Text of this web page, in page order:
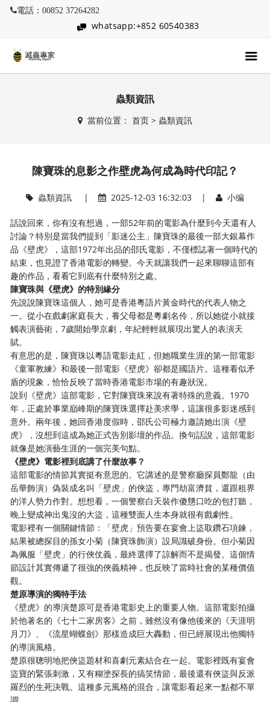
電話：00852 37264282
whatsapp:+852 60540383
蟲類資訊
當前位置： 首页> 蟲類資訊
陳寶珠的息影之作壁虎為何成為時代印記？
蟲類資訊| 2025-12-03 16:32:03 | 小编
話說回來，你有沒有想過，一部52年前的電影為什麼到今天還有人
討論？特別是當我們提到「影迷公主」陳寶珠的最後一部大銀幕作
品《壁虎》，這部1972年出品的邵氏電影，不僅標誌著一個時代的
結束，也見證了香港電影的轉變。今天就讓我們一起來聊聊這部有
趣的作品，看看它到底有什麼特別之處。
陳寶珠與《壁虎》的特別緣分
先說說陳寶珠這個人，她可是香港粵語片黃金時代的代表人物之
一。從小在戲劇家庭長大，養父母都是粵劇名伶，所以她從小就接
觸表演藝術，7歲開始學京劇，年紀輕輕就展現出驚人的表演天
賦。
有意思的是，陳寶珠以粵語電影走紅，但她職業生涯的第一部電影
《童軍教練》和最後一部電影《壁虎》卻都是國語片。這種看似矛
盾的現象，恰恰反映了當時香港電影市場的有趣狀況。
說到《壁虎》這部電影，它對陳寶珠來說有著特殊的意義。1970
年，正處於事業巔峰期的陳寶珠選擇赴美求學，這讓很多影迷感到
意外。兩年後，她回香港度假時，邵氏公司極力邀請她出演《壁
虎》，沒想到這成為她正式告別影壇的作品。換句話說，這部電影
就像是她演藝生涯的一個完美句點。
《壁虎》電影裡到底講了什麼故事？
這部電影的情節其實挺有意思的。它講述的是警察廳探員鄭龍（由
岳華飾演）偽裝成名叫「壁虎」的俠盜，專門劫富濟貧，還跟租界
的洋人勢力作對。想想看，一個警察白天裝作傻戇口吃的包打聽，
晚上變成神出鬼沒的大盜，這種雙面人生本身就很有戲劇性。
電影裡有一個關鍵情節：「壁虎」預告要在宴會上盜取鑽石項鍊，
結果被總探目的孫女小菊（陳寶珠飾演）設局識破身份。但小菊因
為佩服「壁虎」的行俠仗義，最終選擇了諒解而不是揭發。這個情
節設計其實傳遞了很強的俠義精神，也反映了當時社會的某種價值
觀。
楚原導演的獨特手法
《壁虎》的導演楚原可是香港電影史上的重要人物。這部電影拍攝
於他著名的《七十二家房客》之前，雖然沒有像他後來的《天涯明
月刀》、《流星蝴蝶劍》那樣造成巨大轟動，但已經展現出他獨特
的導演風格。
楚原很聰明地把俠盜題材和喜劇元素結合在一起。電影裡既有宴會
盜寶的緊張刺激，又有糊塗探長的搞笑情節，最後還有俠盜與反派
羅烈的生死決戰。這種多元風格的混合，讓電影看起來一點都不單